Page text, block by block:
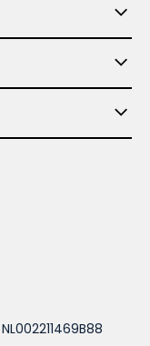
NL002211469B88